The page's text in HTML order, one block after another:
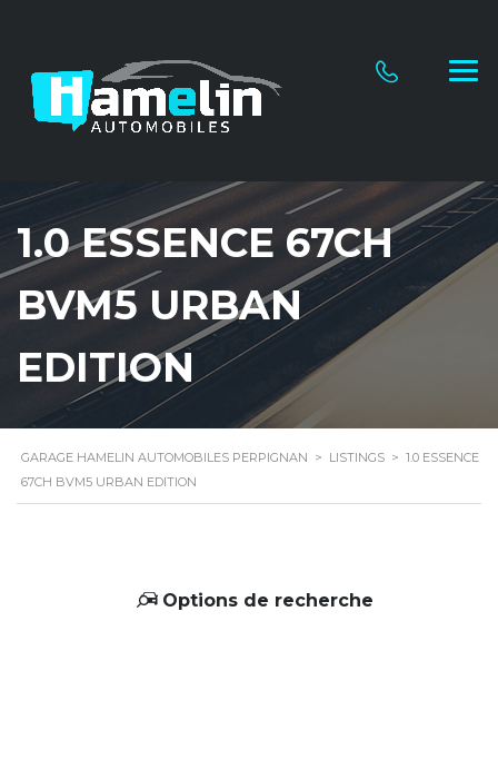
1.0 ESSENCE 67CH
BVM5 URBAN
EDITION
GARAGE HAMELIN AUTOMOBILES PERPIGNAN > LISTINGS > 1.0 ESSENCE
67CH BVM5 URBAN EDITION
Options de recherche